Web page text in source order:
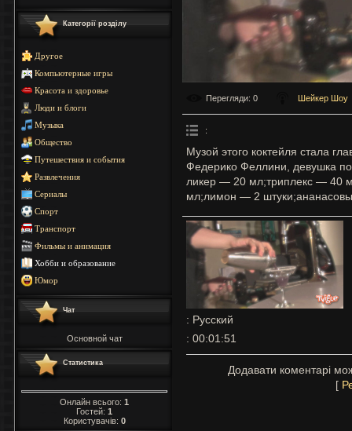
Категорії розділу
Другое
Компьютерные игры
Красота и здоровье
Люди и блоги
Музыка
Общество
Путешествия и события
Развлечения
Сериалы
Спорт
Транспорт
Фильмы и анимация
Хобби и образование
Юмор
Чат
Основной чат
Статистика
Онлайн всього: 1
Гостей: 1
Користувачів: 0
Перегляди: 0 Шейкер Шоу
:
Музой этого коктейля стала
Федерико Феллини, девушка
ликер — 20 мл;триплекс — 40
мл;лимон — 2
: Русский
: 00:01:51
Додавати коментарі
[